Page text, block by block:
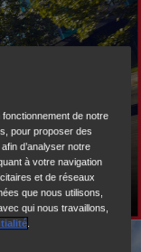
de notre
pour proposer des
d’analyser notre
à votre navigation
et de réseaux
que nous utilisons,
qui nous travaillons,